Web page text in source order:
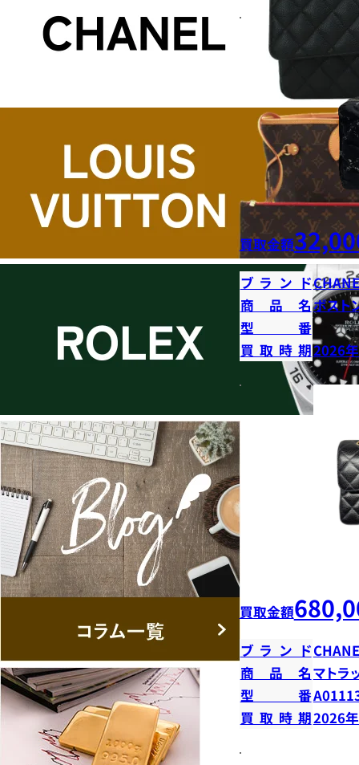
買取金額
ブランド
商品名ボスト
型番
買取時期2026
買取金額
ブランド
商品名マトラ
型番
買取時期2026